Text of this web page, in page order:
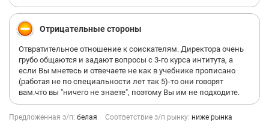
Отрицательные стороны
Отвратительное отношение к соискателям. Директора очень
грубо общаются и задают вопросы с 3-го курса интитута, а
если Вы мнетесь и отвечаете не как в учебнике прописано
(работая не по специальности лет так 5)-то они говорят
вам.что вы "ничего не знаете", поэтому Вы им не подходите.
Предложенная з/п: белая Соответствие з/п рынку: ниже рынка